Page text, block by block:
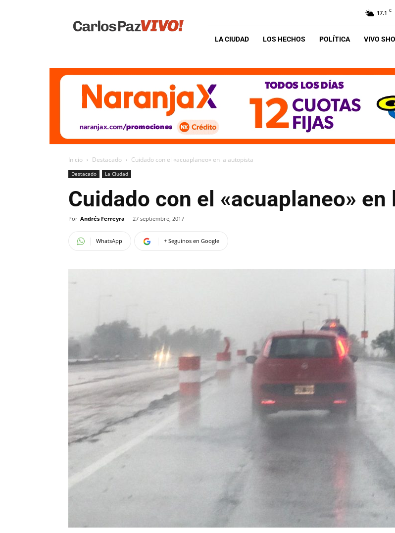
Vivo
17.1 C
LA CIUDAD LOS HECHOS POLÍTICA VIVO
Inicio Destacado Cuidado con el «acuaplaneo» en la autopista
Destacado La Ciudad
Cuidado con el «acuaplaneo»
Por Andrés Ferreyra - 27 septiembre, 2017
WhatsApp + Seguinos en Google